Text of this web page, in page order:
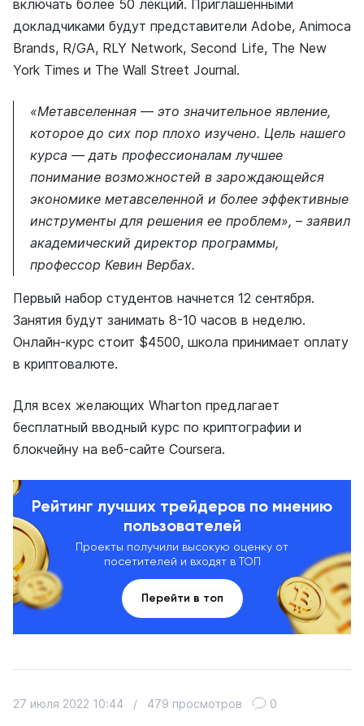
включать более 50 лекций. Приглашенными
докладчиками будут представители Adobe, Animoca
Brands, R/GA, RLY Network, Second Life, The New
York Times и The Wall Street Journal.
«Метавселенная — это значительное явление,
которое до сих пор плохо изучено. Цель нашего
курса — дать профессионалам лучшее
понимание возможностей в зарождающейся
экономике метавселенной и более эффективные
инструменты для решения ее проблем», – заявил
академический директор программы,
профессор Кевин Вербах.
Первый набор студентов начнется 12 сентября.
Занятия будут занимать 8-10 часов в неделю.
Онлайн-курс стоит $4500, школа принимает оплату
в криптовалюте.
Для всех желающих Wharton предлагает
бесплатный вводный курс по криптографии и
блокчейну на веб-сайте Coursera.
Рейтинг лучших трейдеров по мнению
пользователей
Проекты получили высокую оценку от
посетителей и входят в ТОП
Перейти в топ
27 июля 2022 10:44 / 479 просмотров 0